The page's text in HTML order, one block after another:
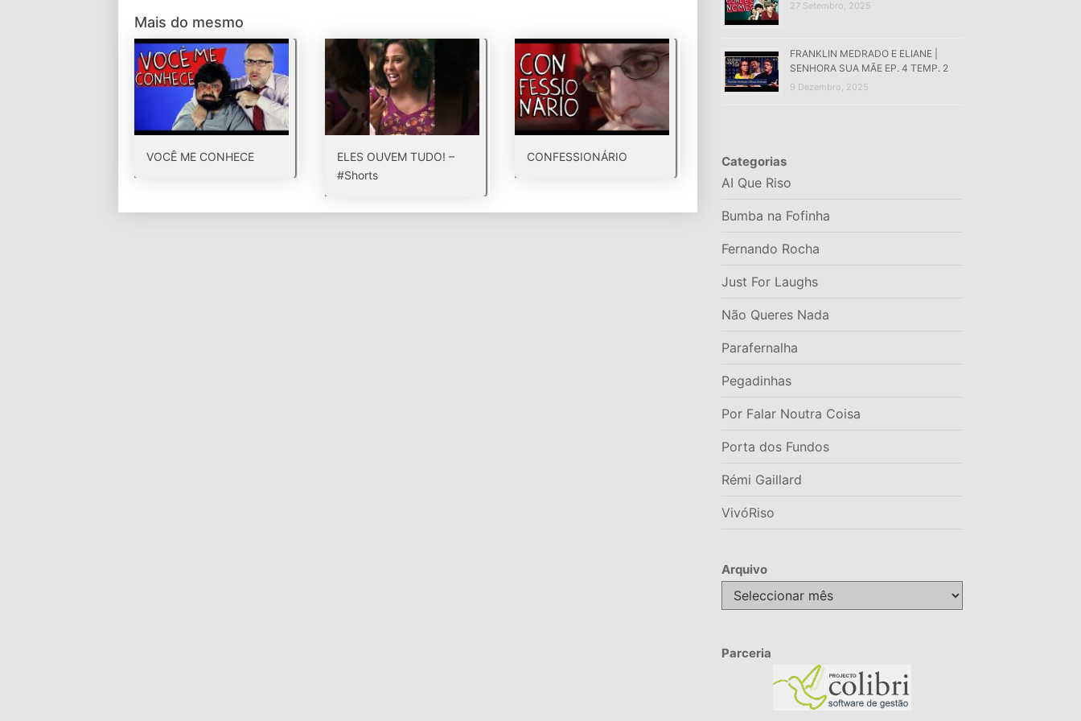
Mais do mesmo
VOCÊ ME CONHECE
ELES OUVEM TUDO! –
#Shorts
CONFESSIONÁRIO
27 Setembro, 2025
FRANKLIN MEDRADO E ELIANE |
SENHORA SUA MÃE EP. 4 TEMP. 2
9 Dezembro, 2025
Categorias
AI Que Riso
Bumba na Fofinha
Fernando Rocha
Just For Laughs
Não Queres Nada
Parafernalha
Pegadinhas
Por Falar Noutra Coisa
Porta dos Fundos
Rémi Gaillard
VivóRiso
Arquivo
Arquivo
Parceria